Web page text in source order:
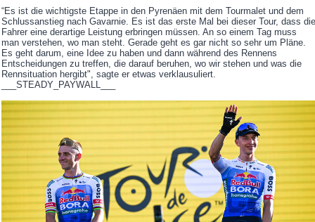
“Es ist die wichtigste Etappe in den Pyrenäen mit dem Tourmalet und dem
Schlussanstieg nach Gavarnie. Es ist das erste Mal bei dieser Tour, dass die
Fahrer eine derartige Leistung erbringen müssen. An so einem Tag muss
man verstehen, wo man steht. Gerade geht es gar nicht so sehr um Pläne.
Es geht darum, eine Idee zu haben und dann während des Rennens
Entscheidungen zu treffen, die darauf beruhen, wo wir stehen und was die
Rennsituation hergibt", sagte er etwas verklausuliert.
___STEADY_PAYWALL___